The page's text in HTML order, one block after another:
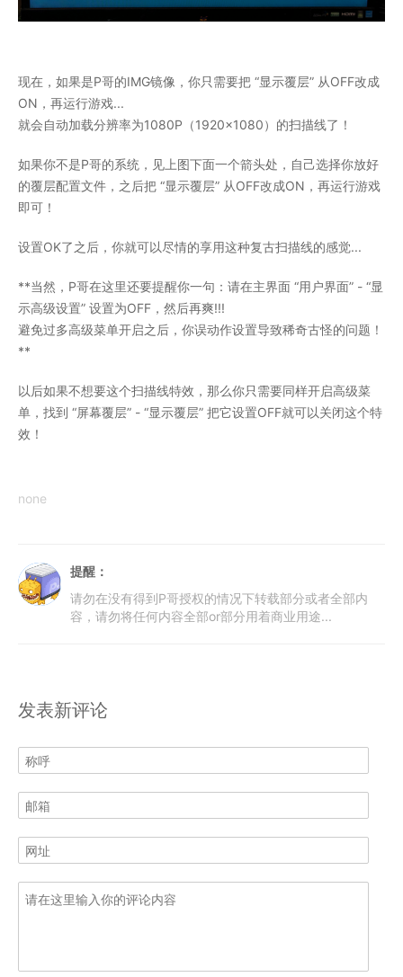
现在，如果是P哥的IMG镜像，你只需要把 “显示覆层” 从OFF改成
ON，再运行游戏...
就会自动加载分辨率为1080P（1920x1080）的扫描线了！
如果你不是P哥的系统，见上图下面一个箭头处，自己选择你放好
的覆层配置文件，之后把 “显示覆层” 从OFF改成ON，再运行游戏
即可！
设置OK了之后，你就可以尽情的享用这种复古扫描线的感觉...
**当然，P哥在这里还要提醒你一句：请在主界面 “用户界面” - “显
示高级设置” 设置为OFF，然后再爽!!!
避免过多高级菜单开启之后，你误动作设置导致稀奇古怪的问题！
**
以后如果不想要这个扫描线特效，那么你只需要同样开启高级菜
单，找到 “屏幕覆层” - “显示覆层” 把它设置OFF就可以关闭这个特
效！
none
提醒：
请勿在没有得到P哥授权的情况下转载部分或者全部内
容，请勿将任何内容全部or部分用着商业用途...
发表新评论